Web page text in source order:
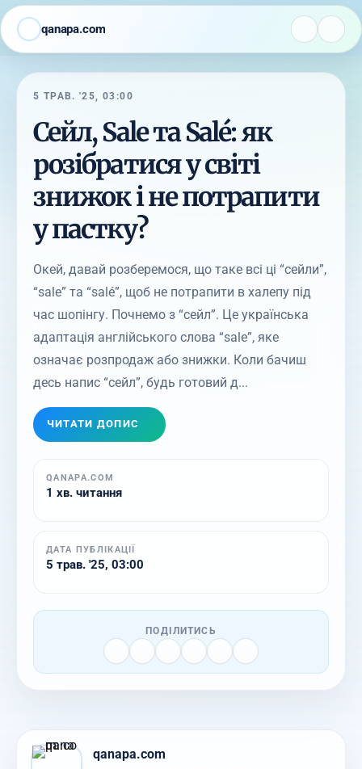
qanapa.com
5 ТРАВ. '25, 03:00
Сейл, Sale та Salé: як
розібратися у світі
знижок і не потрапити
у пастку?
Окей, давай розберемося, що таке всі ці “сейли”,
“sale” та “salé”, щоб не потрапити в халепу під
час шопінгу. Почнемо з “сейл”. Це українська
адаптація англійського слова “sale”, яке
означає розпродаж або знижки. Коли бачиш
десь напис “сейл”, будь готовий д...
ЧИТАТИ ДОПИС
QANAPA.COM
1 хв. читання
ДАТА ПУБЛІКАЦІЇ
5 трав. '25, 03:00
ПОДІЛИТИСЬ
qanapa.com